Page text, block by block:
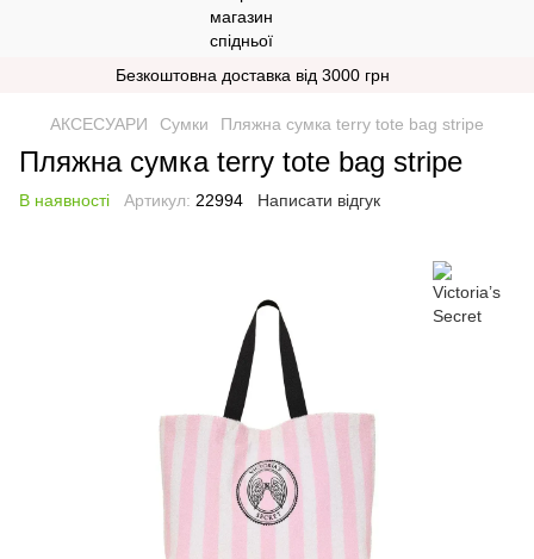
Безкоштовна доставка від 3000 грн
АКСЕСУАРИ Сумки Пляжна сумка terry tote bag stripe
Пляжна сумка terry tote bag stripe
В наявності Артикул: 22994 Написати відгук